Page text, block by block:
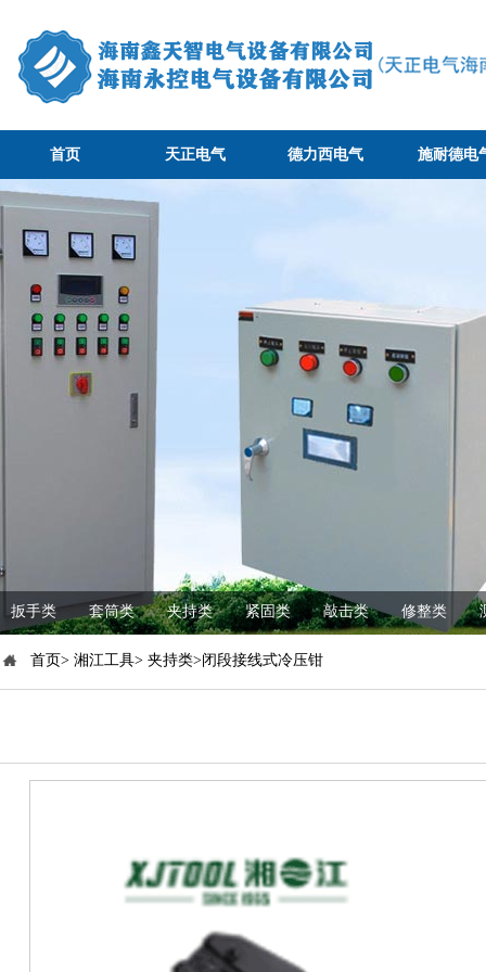
首页 天正电气 德力西电气 施耐德电
扳手类 套筒类 夹持类 紧固类 敲击类 修整类
首页> 湘江工具> 夹持类>闭段接线式冷压钳